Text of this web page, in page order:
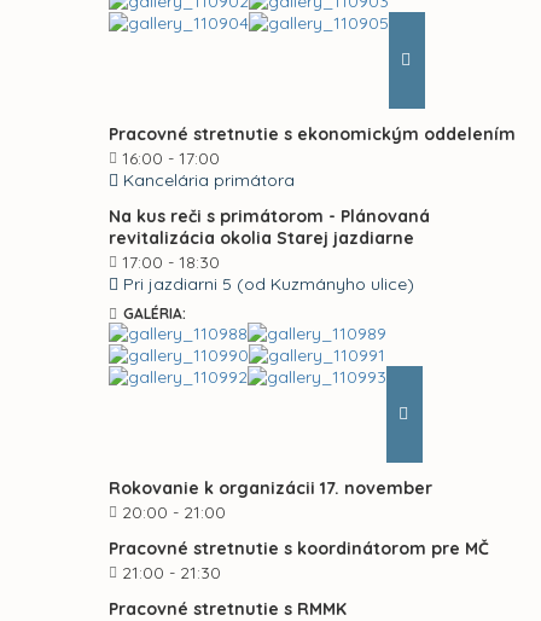
Pracovné stretnutie s ekonomickým oddelením
16:00 - 17:00
Kancelária primátora
Na kus reči s primátorom - Plánovaná
revitalizácia okolia Starej jazdiarne
17:00 - 18:30
Pri jazdiarni 5 (od Kuzmányho ulice)
GALÉRIA:
Rokovanie k organizácii 17. november
20:00 - 21:00
Pracovné stretnutie s koordinátorom pre MČ
21:00 - 21:30
Pracovné stretnutie s RMMK